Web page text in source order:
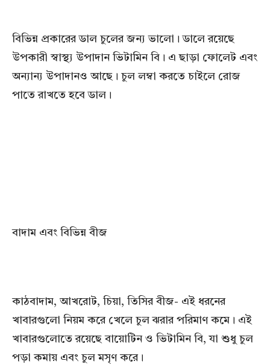
বিভিন্ন প্রকারের ডাল চুলের জন্য ভালো। ডালে রয়েছে
উপকারী স্বাস্থ্য উপাদান ভিটামিন বি। এ ছাড়া ফোলেট এবং
অন্যান্য উপাদানও আছে। চুল লম্বা করতে চাইলে রোজ
পাতে রাখতে হবে ডাল।
বাদাম এবং বিভিন্ন বীজ
কাঠবাদাম, আখরোট, চিয়া, তিসির বীজ- এই ধরনের
খাবারগুলো নিয়ম করে খেলে চুল ঝরার পরিমাণ কমে। এই
খাবারগুলোতে রয়েছে বায়োটিন ও ভিটামিন বি, যা শুধু চুল
পড়া কমায় এবং চুল মসৃণ করে।